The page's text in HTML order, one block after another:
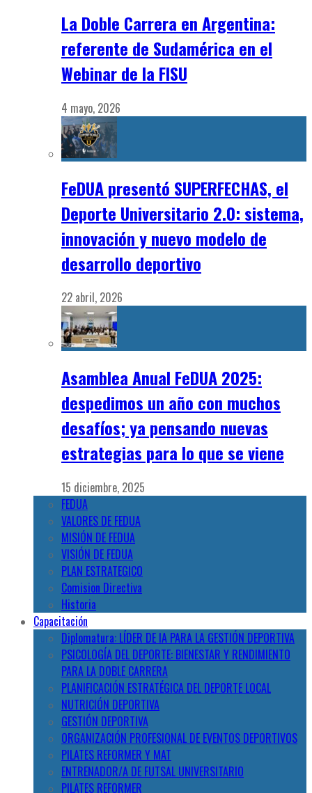
La Doble Carrera en Argentina:
referente de Sudamérica en el
Webinar de la FISU
4 mayo, 2026
FeDUA presentó SUPERFECHAS, el
Deporte Universitario 2.0: sistema,
innovación y nuevo modelo de
desarrollo deportivo
22 abril, 2026
Asamblea Anual FeDUA 2025:
despedimos un año con muchos
desafíos; ya pensando nuevas
estrategias para lo que se viene
15 diciembre, 2025
FEDUA
VALORES DE FEDUA
MISIÓN DE FEDUA
VISIÓN DE FEDUA
PLAN ESTRATEGICO
Comision Directiva
Historia
Capacitación
Diplomatura: LÍDER DE IA PARA LA GESTIÓN DEPORTIVA
PSICOLOGÍA DEL DEPORTE: BIENESTAR Y RENDIMIENTO
PARA LA DOBLE CARRERA
PLANIFICACIÓN ESTRATÉGICA DEL DEPORTE LOCAL
NUTRICIÓN DEPORTIVA
GESTIÓN DEPORTIVA
ORGANIZACIÓN PROFESIONAL DE EVENTOS DEPORTIVOS
PILATES REFORMER Y MAT
ENTRENADOR/A DE FUTSAL UNIVERSITARIO
PILATES REFORMER